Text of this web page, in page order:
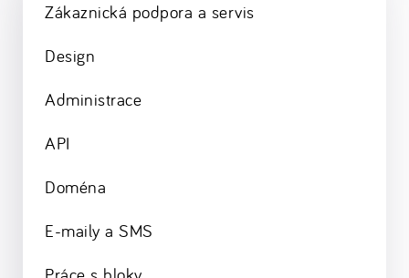
Zákaznická podpora a servis
Design
Administrace
API
Doména
E-maily a SMS